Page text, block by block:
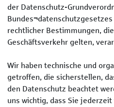
der Datenschutz-
Bundes¬datenschutzgesetzes
rechtlicher Bestimmungen,
Geschäftsverkehr gelten,
Wir haben technische und
getroffen, die sicherstellen,
den Datenschutz beachtet
uns wichtig, dass Sie